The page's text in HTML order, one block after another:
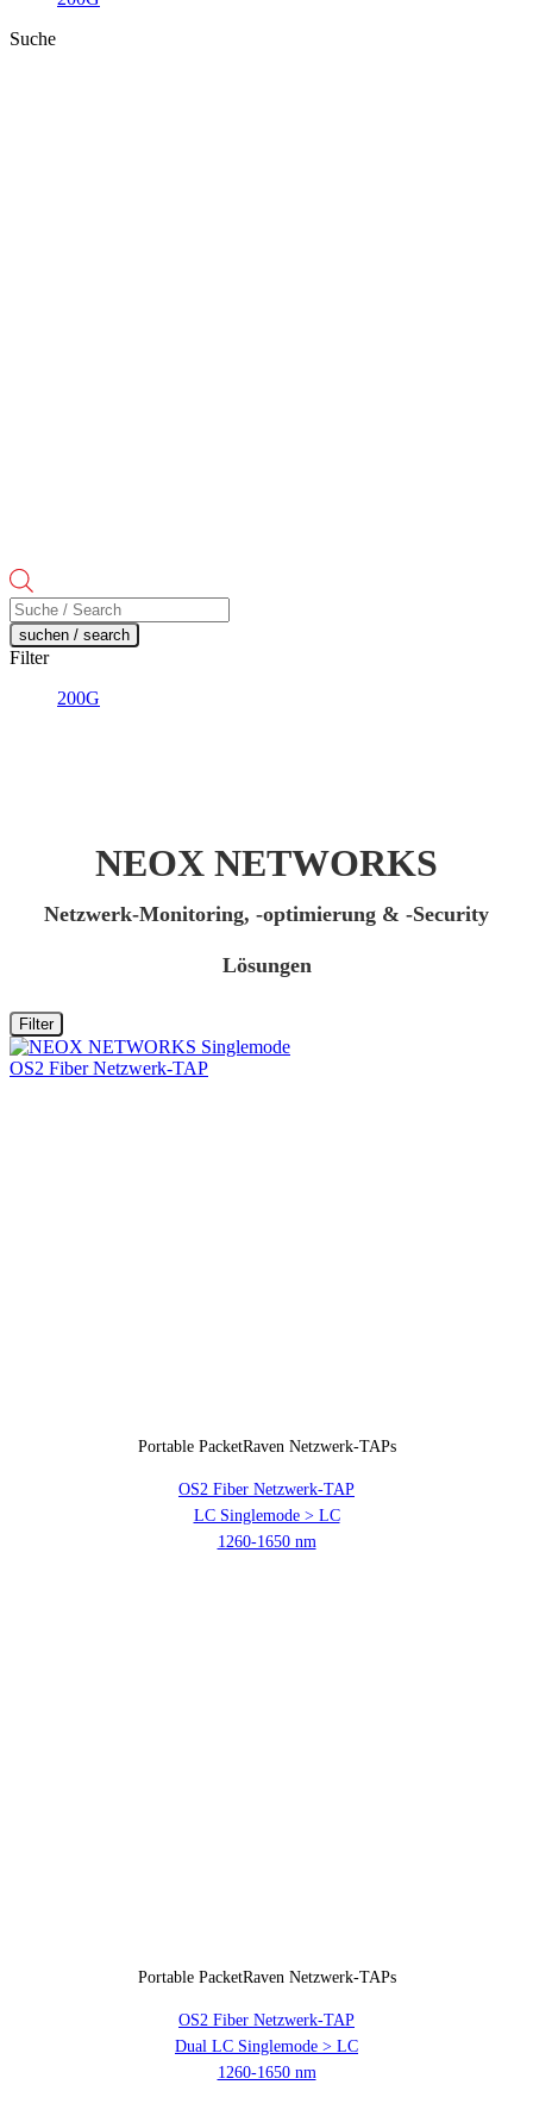
Suche
Products
search
suchen / search
Filter
200G
NEOX NETWORKS
Netzwerk-Monitoring, -optimierung & -Security
Lösungen
Filter
Portable PacketRaven Netzwerk-TAPs
OS2 Fiber Netzwerk-TAP
LC Singlemode > LC
1260-1650 nm
Portable PacketRaven Netzwerk-TAPs
OS2 Fiber Netzwerk-TAP
Dual LC Singlemode > LC
1260-1650 nm